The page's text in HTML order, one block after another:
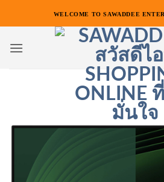
เนื้อหา
WELCOME TO SAWADDEE